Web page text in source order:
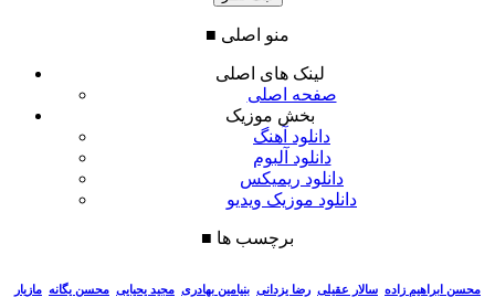
■ منو اصلی
لینک های اصلی
صفحه اصلی
بخش موزیک
دانلود آهنگ
دانلود آلبوم
دانلود ریمیکس
دانلود موزیک ویدیو
■ برچسب ها
محسن ابراهیم زاده سالار عقیلی رضا یزدانی بنیامین بهادری مجید یحیایی محسن یگانه مازیار